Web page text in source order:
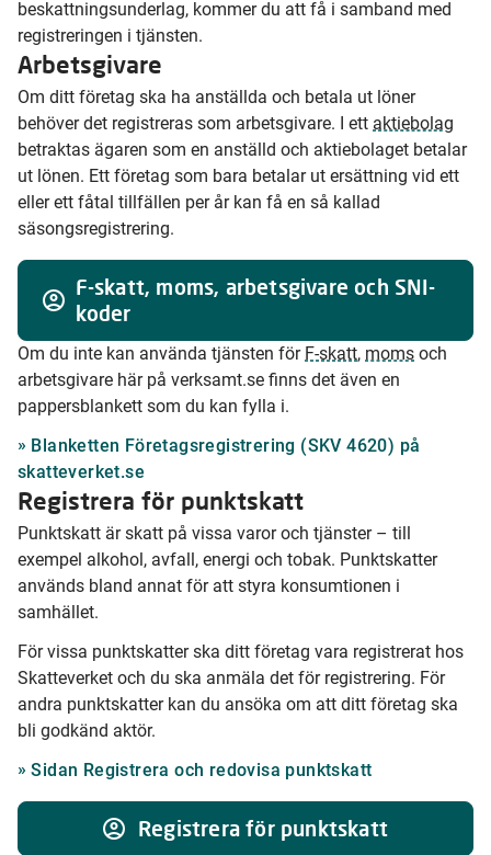
beskattningsunderlag, kommer du att få i samband med
registreringen i tjänsten.
Arbetsgivare
Om ditt företag ska ha anställda och betala ut löner
behöver det registreras som arbetsgivare. I ett aktiebolag
betraktas ägaren som en anställd och aktiebolaget betalar
ut lönen. Ett företag som bara betalar ut ersättning vid ett
eller ett fåtal tillfällen per år kan få en så kallad
säsongsregistrering.
F-skatt, moms, arbetsgivare och SNI-
koder
Om du inte kan använda tjänsten för F-skatt, moms och
arbetsgivare här på verksamt.se finns det även en
pappersblankett som du kan fylla i.
Blanketten Företagsregistrering (SKV 4620) på
skatteverket.se
Registrera för punktskatt
Punktskatt är skatt på vissa varor och tjänster – till
exempel alkohol, avfall, energi och tobak. Punktskatter
används bland annat för att styra konsumtionen i
samhället.
För vissa punktskatter ska ditt företag vara registrerat hos
Skatteverket och du ska anmäla det för registrering. För
andra punktskatter kan du ansöka om att ditt företag ska
bli godkänd aktör.
Sidan Registrera och redovisa punktskatt
Registrera för punktskatt